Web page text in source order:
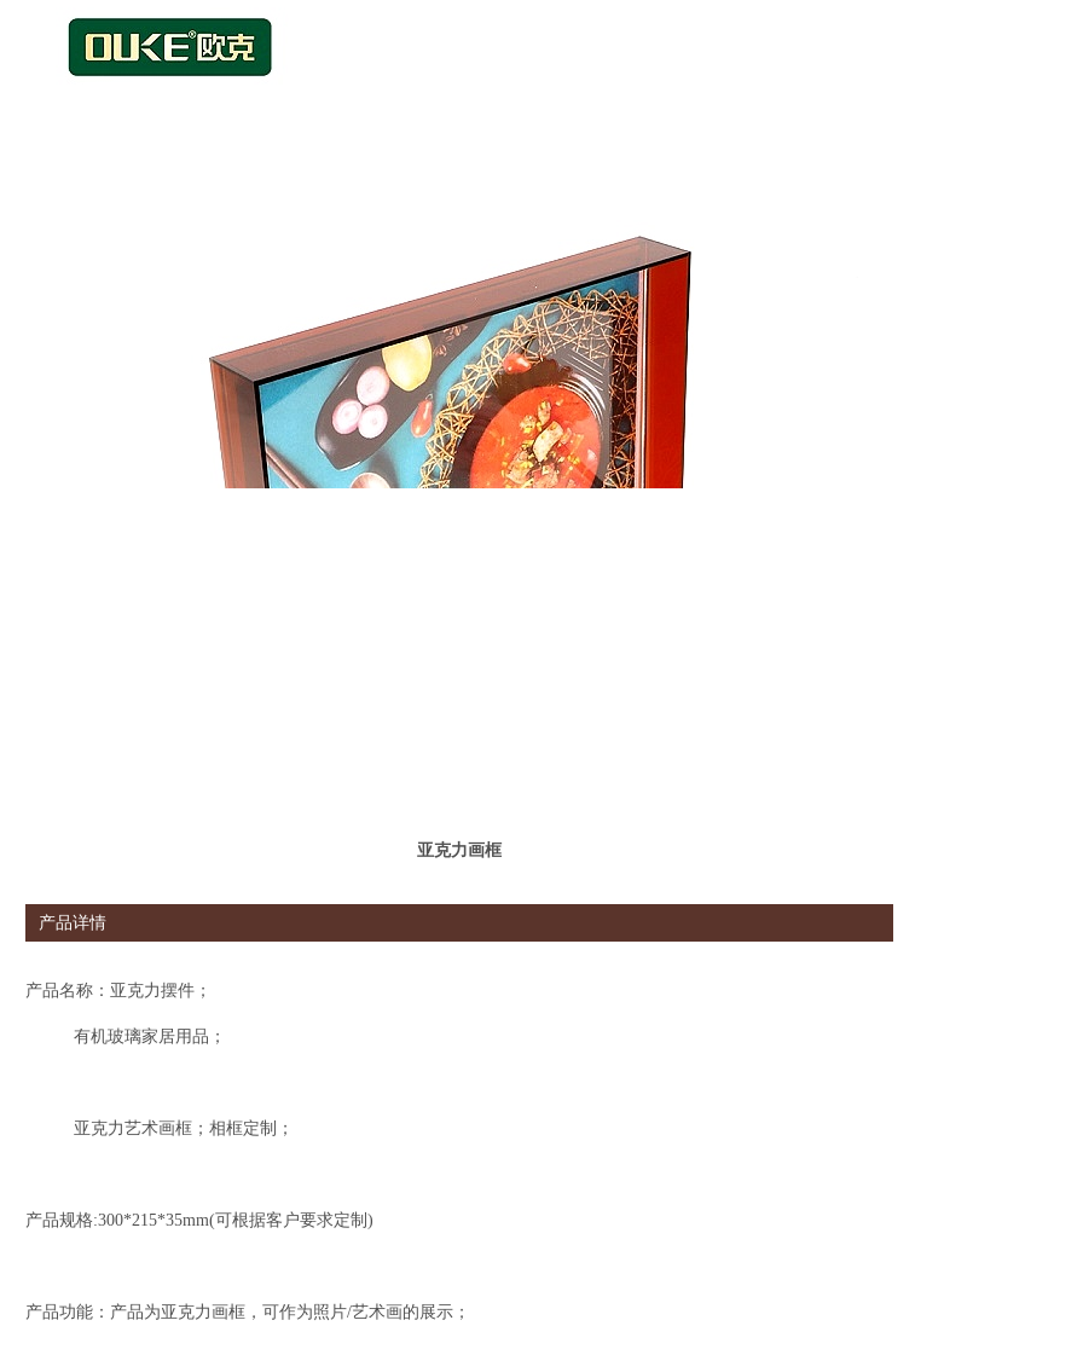
亚克力画框
产品详情
产品名称：亚克力摆件；
有机玻璃家居用品；
亚克力艺术画框；相框定制；
产品规格:300*215*35mm(可根据客户要求定制)
产品功能：产品为亚克力画框，可作为照片/艺术画的展示；